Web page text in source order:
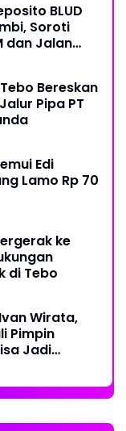
BLUD
Soroti
dan Jalan
Bereskan
Pipa PT
Edi
Lamo Rp 70
ke
di Tebo
Wirata,
Pimpin
Jadi